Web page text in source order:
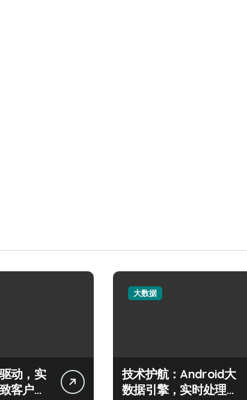
动，实
客户服
大数据
技术护航：Android大
数据引擎，实时处理引